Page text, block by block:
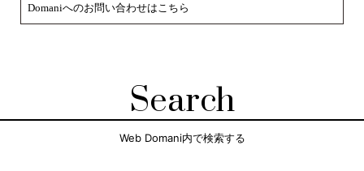
Domaniへのお問い合わせはこちら
Search
Web Domani内で検索する